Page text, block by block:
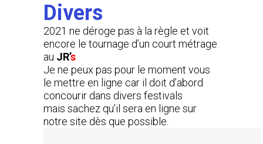
Divers
2021 ne déroge pas à la règle et voit
encore le tournage d’un court métrage
au JR’s
Je ne peux pas pour le moment vous
le mettre en ligne car il doit d’abord
concourir dans divers festivals
mais sachez qu’il sera en ligne sur
notre site dès que possible.